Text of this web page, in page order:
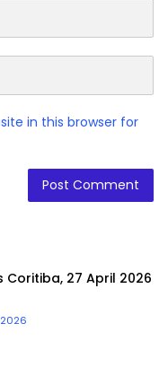
in this browser for
Coritiba, 27 April 2026